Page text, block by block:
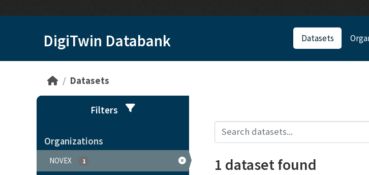
DigiTwin Databank Datasets
Datasets
Filters
Organizations
NOVEX 1 1 dataset found